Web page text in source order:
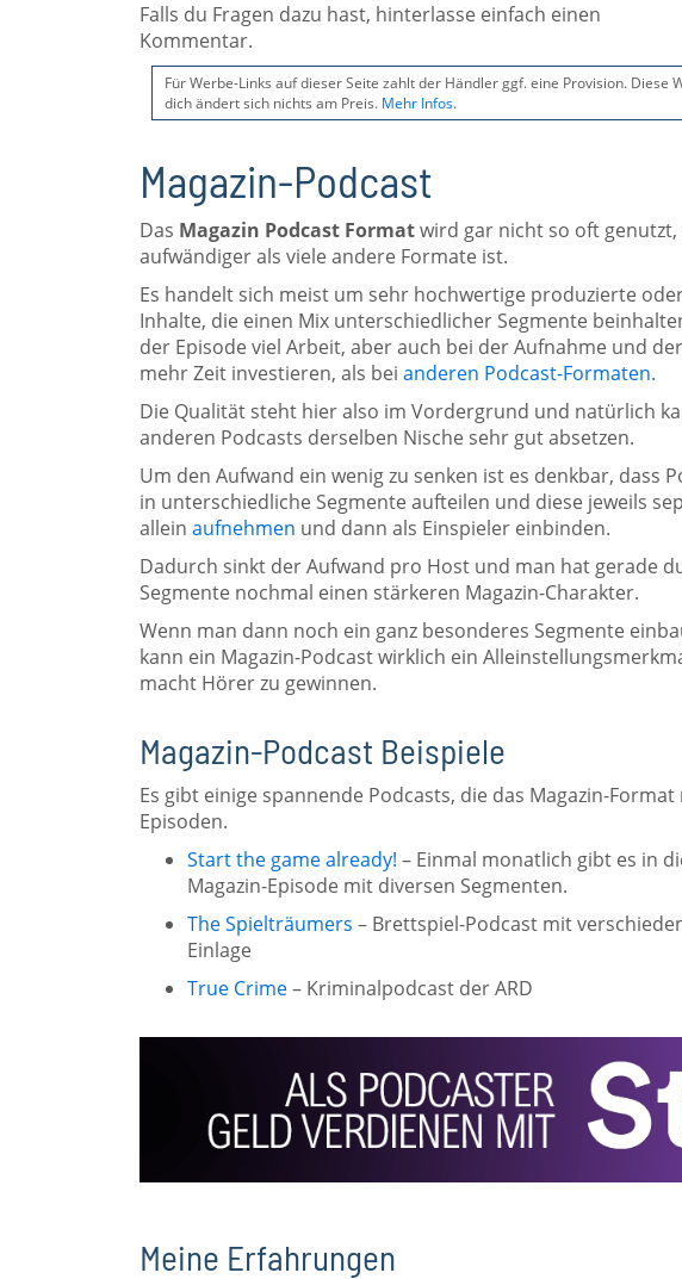
Falls du Fragen dazu hast, hinterlasse einfach einen
Kommentar.
Für Werbe-Links auf dieser Seite zahlt der Händler ggf. eine Provision. Diese
dich ändert sich nichts am Preis. Mehr Infos.
Magazin-Podcast
Das Magazin Podcast Formatwird gar nicht so oft genutzt,
aufwändiger als viele andere Formate ist.
Es handelt sich meist um sehr hochwertige produzierte
Inhalte, die einen Mix unterschiedlicher Segmente
der Episode viel Arbeit, aber auch bei der Aufnahme und
mehr Zeit investieren, als bei anderen Podcast-Formaten.
Die Qualität steht hier also im Vordergrund und natürlich
anderen Podcasts derselben Nische sehr gut absetzen.
Um den Aufwand ein wenig zu senken ist es denkbar, dass
in unterschiedliche Segmente aufteilen und diese jeweils
allein aufnehmen und dann als Einspieler einbinden.
Dadurch sinkt der Aufwand pro Host und man hat gerade
Segmente nochmal einen stärkeren Magazin-Charakter.
Wenn man dann noch ein ganz besonderes Segmente
kann ein Magazin-Podcast wirklich ein
macht Hörer zu gewinnen.
Magazin-Podcast Beispiele
Es gibt einige spannende Podcasts, die das Magazin-
Episoden.
Start the game already! – Einmal monatlich gibt es in
Magazin-Episode mit diversen Segmenten.
The Spielträumers – Brettspiel-Podcast mit
Einlage
True Crime– Kriminalpodcast der ARD
Meine Erfahrungen